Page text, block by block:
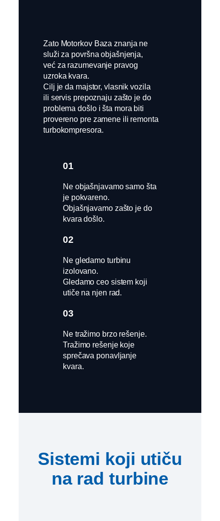
Zato Motorkov Baza znanja ne
služi za površna objašnjenja,
već za razumevanje pravog
uzroka kvara.
Cilj je da majstor, vlasnik vozila
ili servis prepoznaju zašto je do
problema došlo i šta mora biti
provereno pre zamene ili remonta
turbokompresora.
01
Ne objašnjavamo samo šta
je pokvareno.
Objašnjavamo zašto je do
kvara došlo.
02
Ne gledamo turbinu
izolovano.
Gledamo ceo sistem koji
utiče na njen rad.
03
Ne tražimo brzo rešenje.
Tražimo rešenje koje
sprečava ponavljanje
kvara.
Sistemi koji utiču
na rad turbine